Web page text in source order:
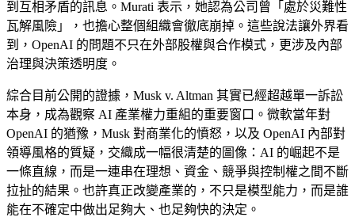
到互相矛盾的訊息。Murati 表示，她認為公司曾「處於災難性
瓦解風險」，也擔心整個組織會徹底崩掉。這些說法讓外界看
到，OpenAI 的問題不只在外部股權與合作模式，更涉及內部
治理與決策透明度。
綜合目前公開的證據，Musk v. Altman 其實已經超越單一訴訟
本身，成為觀察 AI 產業權力重組的重要窗口。微軟當年對
OpenAI 的猶豫，Musk 對商業化的憤怒，以及 OpenAI 內部對
領導風格的質疑，交織成一幅很清楚的圖像：AI 的崛起不是
一條直線，而是一連串在理想、資金、競爭與控制權之間不斷
拉扯的結果。也許真正改變產業的，不只是模型能力，而是誰
能在不確定中做出足夠大、也足夠快的決定。